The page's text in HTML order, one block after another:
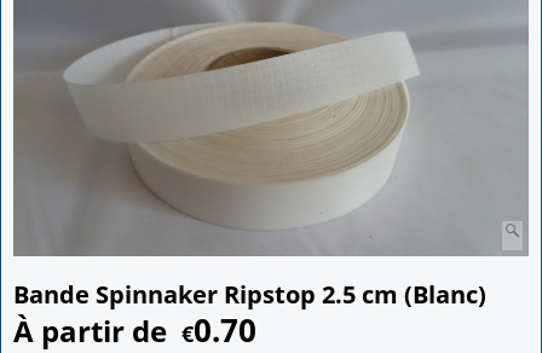
Bande Spinnaker Ripstop 2.5 cm (Blanc)
À partir de €0.70